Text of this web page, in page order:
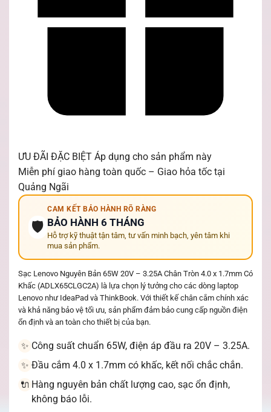
ƯU ĐÃI ĐẶC BIỆT Áp dụng cho sản phẩm này
Miễn phí giao hàng toàn quốc – Giao hỏa tốc tại
Quảng Ngãi
🛡️
CAM KẾT BẢO HÀNH RÕ RÀNG
BẢO HÀNH 6 THÁNG
Hỗ trợ kỹ thuật tận tâm, tư vấn minh bạch, yên tâm khi
mua sản phẩm.
Sạc Lenovo Nguyên Bản 65W 20V – 3.25A Chân Tròn 4.0 x 1.7mm Có
Khấc (ADLX65CLGC2A) là lựa chọn lý tưởng cho các dòng laptop
Lenovo như IdeaPad và ThinkBook. Với thiết kế chân cắm chính xác
và khả năng bảo vệ tối ưu, sản phẩm đảm bảo cung cấp nguồn điện
ổn định và an toàn cho thiết bị của bạn.
✨ Công suất chuẩn 65W, điện áp đầu ra 20V – 3.25A.
✨ Đầu cắm 4.0 x 1.7mm có khấc, kết nối chắc chắn.
🔌 Hàng nguyên bản chất lượng cao, sạc ổn định,
không báo lỗi.